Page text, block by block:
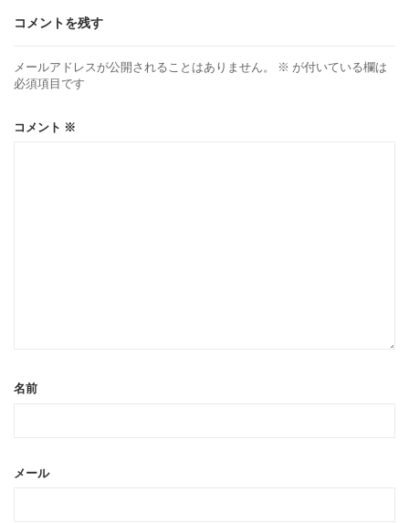
コメントを残す
メールアドレスが公開されることはありません。 ※ が付いている欄は
必須項目です
コメント ※
名前
メール